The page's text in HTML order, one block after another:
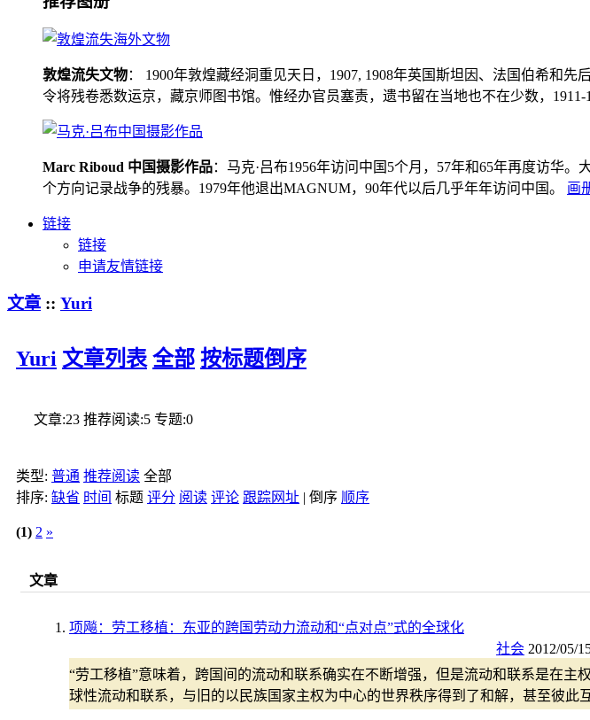
敦煌流失文物： 1900年敦煌藏经洞重见天日，1907, 1908年英国斯坦因、法国伯希和
令将残卷悉数运京，藏京师图书馆。惟经办官员塞责，遗书留在当地也不在少数，
Marc Riboud 中国摄影作品：马克·吕布1956年访问中国5个月，57年和65年再度访华
个方向记录战争的残暴。1979年他退出MAGNUM，90年代以后几乎年年访问中国。 画
链接
链接
申请友情链接
文章 :: Yuri
Yuri 文章列表 全部 按标题倒序
文章:23 推荐阅读:5 专题:0
类型: 普通 推荐阅读 全部
排序: 缺省 时间 标题 评分 阅读 评论 跟踪网址 | 倒序 顺序
(1) 2 »
文章
项飚：劳工移植：东亚的跨国劳动力流动和“点对点”式的全球化
社会 2012/05/
“劳工移植”意味着，跨国间的流动和联系确实在不断增强，但是流动和联系是在
球性流动和联系，与旧的以民族国家主权为中心的世界秩序得到了和解，甚至彼此